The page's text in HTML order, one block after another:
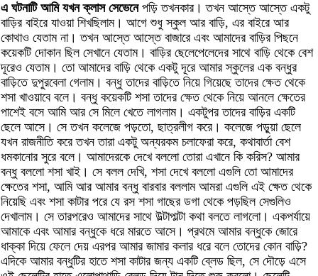
এ ঘটনাটি আমি যখন ক্লাস সেভেনেপড়ি তখনকার। তখন আস্তে আস্তে একটু
বাড়ির বাইরে যাওয়া শিখছিলাম। আগে শুধু স্কুল আর বাড়ি, এর বাইরে আর
কোথাও যেতাম না। তখন আস্তে আস্তে বাজারে এবং আমাদের বাড়ির পিছনে
কয়েকটি দোকান ছিল সেখানে যেতাম। বাড়ির ছেলেপেলেদের সাথে বাড়ি থেকে বেশ
দূরেও যেতাম। তো আমাদের বাড়ি থেকে একটু দূরে আমার স্কুলের এক বন্ধুর
বাড়িতে দুপুরবেলা গেলাম। বন্ধু তাদের বাড়িতে নিয়ে গিয়েছে তাদের ক্ষেত থেকে
শসা খাওয়াবে বলে। বন্ধু কয়েকটি শসা তাদের ক্ষেত থেকে নিয়ে আনলে ক্ষেতের
পাশেই বসে আমি আর সে মিলে খেতে লাগলাম। একটুপর তাদের বাড়ির একটি
ছেলে আসে। সে তখন কলেজে পড়তো, ছাত্রলীগ করে। কলেজে পড়ুয়া ছেলে
যখন রাজনীতি করে তখন তারা একটু অন্যরকম চলাফেরা করে, কথাবার্তা বেশ
ধমকানোর সুরে বলে। আমাদেরকে দেখে বললো তোরা এখানে কি করিস? আমার
বন্ধু বললো শসা খাই। সে বলল দেখি, শসা দেখে বললো এগুলি তো আমাদের
ক্ষেতের শসা, আমি আর আমার বন্ধু বারবার বললাম আমরা এগুলি এই ক্ষেত থেকে
নিয়েছি এবং শসা কাটার পরে যে রস শসা গাছের ডগা থেকে পড়ছিল সেগুলিও
দেখালাম। সে তারপরেও আমাদের সাথে উল্টাপাল্টা কথা বলতে লাগলো। একপর্যায়ে
আমাকে এবং আমার বন্ধুকে ধরে মারতে আসে। প্রথমে আমার বন্ধুকে জোরে
ধাক্কা দিয়ে ফেলে দেয় এরপর আমার জামার কলার ধরে বলে তোদের কোন বাড়ি?
এদিকে আমার বন্ধুটির হাতে শসা কাটার জন্য একটি ব্লেড ছিল, সে দৌড়ে এসে